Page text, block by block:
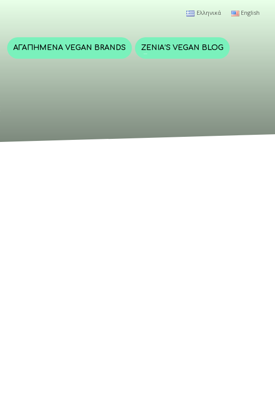
Ελληνικά English
ΑΓΑΠΗΜΈΝΑ VEGAN BRANDS ZENIA’S VEGAN BLOG